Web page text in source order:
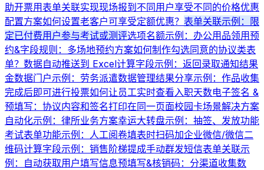
助开票用表单关联实现现场报到不同用户享受不同的价格优惠
配置方案如何设置老客户可享受定额优惠？ 表单关联示例：限
定已付费用户参与考试或测评选项名额示例：办公用品领用预
约&字段规则：多场地预约方案如何制作勾选同意的协议类表
单？ 数据自动推送到 Excel计算字段示例：返回录取通知结果
金数据门户示例：劳务派遣数据管理结果分享示例：作品收集
完成后即可进行投票如何让员工实时查看入职天数电子签名 &
预填写：协议内容和签名打印在同一页面校园卡场景解决方案
自动化示例：律所业务方案幸运大转盘示例：抽签、发放功能
考试表单功能示例：人工阅卷填表时扫码加企业微信/微信二
维码计算字段示例：销售阶梯提成手动群发短信表单关联示
例：自动获取用户填写信息预填写&核销码：分渠道收集数